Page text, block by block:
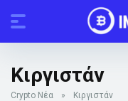
Κιργιστάν
Crypto Νέα » Κιργιστάν